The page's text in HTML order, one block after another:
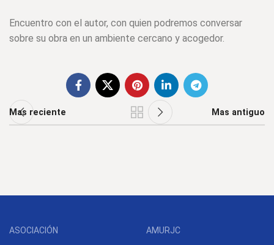
Encuentro con el autor, con quien podremos conversar
sobre su obra en un ambiente cercano y acogedor.
Mas reciente Mas antiguo
ASOCIACIÓN AMURJC